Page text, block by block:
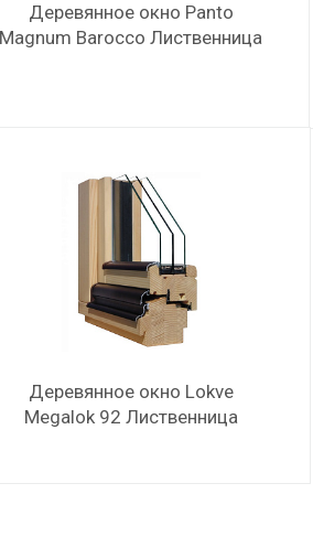
Деревянное окно Panto
Magnum Barocco Лиственница
Деревянное окно Lokve
Megalok 92 Лиственница